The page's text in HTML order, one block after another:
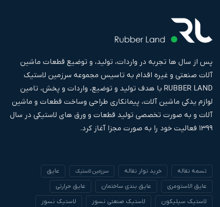
پس از سال ها تجربه در واردات، تولید، و توضیع قطعات ماشین
آلات صنعتی و غیره اقدام به تاسیس مجموعه سرزمین لاستیک
RUBBER LAND با هدف تولید و توضیع، واردات و پخش، تامین
لوازم یدکی ماشین آلات، پیمانکاری طراحی وساخت قطعات و ماشین
آلات و به صورت تخصصی تولید قطعات و ورق های لاستیکی در سال
۱۳۹۹ فعالیت خود را به صورت مجزا آغاز کرد.
تسمه نقاله خرید نوار نقاله سرزمین لاستیک
عایق
عایق الاستومری
عایق بندی ساختمان
عایق حرارتی
لاستیک سیلیکون
لاستیک صنعتی نسوز لاستیک نسوز